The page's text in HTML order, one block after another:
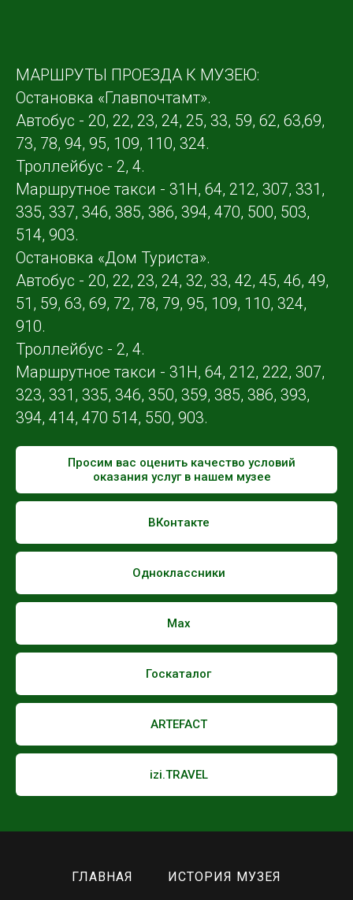
МАРШРУТЫ ПРОЕЗДА К МУЗЕЮ:
Остановка «Главпочтамт».
Автобус - 20, 22, 23, 24, 25, 33, 59, 62, 63,69,
73, 78, 94, 95, 109, 110, 324.
Троллейбус - 2, 4.
Маршрутное такси - 31Н, 64, 212, 307, 331,
335, 337, 346, 385, 386, 394, 470, 500, 503,
514, 903.
Остановка «Дом Туриста».
Автобус - 20, 22, 23, 24, 32, 33, 42, 45, 46, 49,
51, 59, 63, 69, 72, 78, 79, 95, 109, 110, 324,
910.
Троллейбус - 2, 4.
Маршрутное такси - 31Н, 64, 212, 222, 307,
323, 331, 335, 346, 350, 359, 385, 386, 393,
394, 414, 470 514, 550, 903.
Просим вас оценить качество условий
оказания услуг в нашем музее
ВКонтакте
Одноклассники
Max
Госкаталог
ARTEFACT
izi.TRAVEL
ГЛАВНАЯ ИСТОРИЯ МУЗЕЯ